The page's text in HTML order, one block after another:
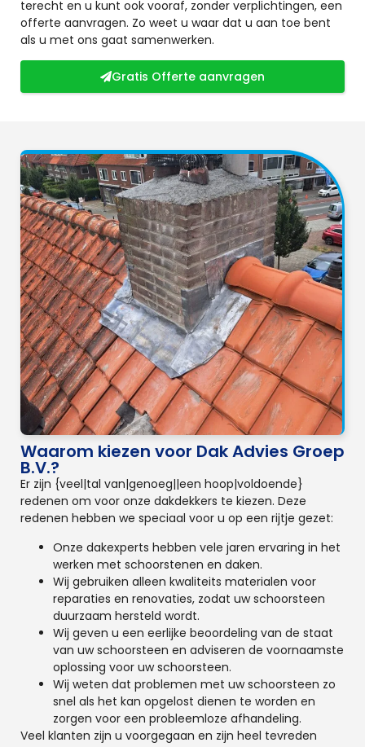
terecht en u kunt ook vooraf, zonder verplichtingen, een
offerte aanvragen. Zo weet u waar dat u aan toe bent
als u met ons gaat samenwerken.
Gratis Offerte aanvragen
Waarom kiezen voor Dak Advies Groep
B.V.?
Er zijn {veel|tal van|genoeg||een hoop|voldoende}
redenen om voor onze dakdekkers te kiezen. Deze
redenen hebben we speciaal voor u op een rijtje gezet:
Onze dakexperts hebben vele jaren ervaring in het
werken met schoorstenen en daken.
Wij gebruiken alleen kwaliteits materialen voor
reparaties en renovaties, zodat uw schoorsteen
duurzaam hersteld wordt.
Wij geven u een eerlijke beoordeling van de staat
van uw schoorsteen en adviseren de voornaamste
oplossing voor uw schoorsteen.
Wij weten dat problemen met uw schoorsteen zo
snel als het kan opgelost dienen te worden en
zorgen voor een probleemloze afhandeling.
Veel klanten zijn u voorgegaan en zijn heel tevreden